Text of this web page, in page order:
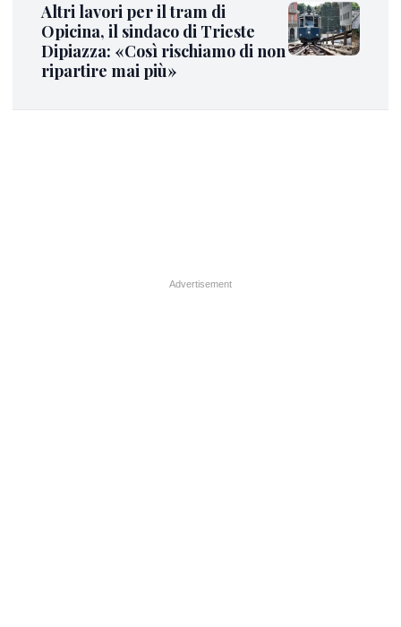
Altri lavori per il tram di
Opicina, il sindaco di Trieste
Dipiazza: «Così rischiamo di non
ripartire mai più»